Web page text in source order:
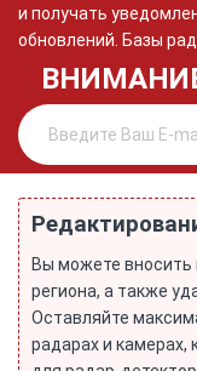
и получать
обновлений. Базы
Вы можете
региона, а также
Оставляйте
радарах и камерах,